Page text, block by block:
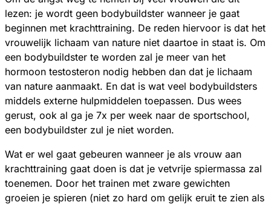
lezen: je wordt geen bodybuildster wanneer je gaat
beginnen met krachttraining. De reden hiervoor is dat het
vrouwelijk lichaam van nature niet daartoe in staat is. Om
een bodybuildster te worden zal je meer van het
hormoon testosteron nodig hebben dan dat je lichaam
van nature aanmaakt. En dat is wat veel bodybuildsters
middels externe hulpmiddelen toepassen. Dus wees
gerust, ook al ga je 7x per week naar de sportschool,
een bodybuildster zul je niet worden.
Wat er wel gaat gebeuren wanneer je als vrouw aan
krachttraining gaat doen is dat je vetvrije spiermassa zal
toenemen. Door het trainen met zware gewichten
groeien je spieren (niet zo hard om gelijk eruit te zien als